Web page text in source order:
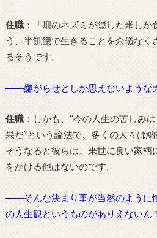
住職：「畑のネズミが隠した米しか
う、半飢餓で生きることを余儀なく
るそうです。
――嫌がらせとしか思えないような
住職：しかも、“今の人生の苦しみ
果だ”という論法で、多くの人々は納
そうなると彼らは、来世に良い家柄
をかける他はないのです。
――そんな決まり事が当然のように
の人生観というものがありえないん